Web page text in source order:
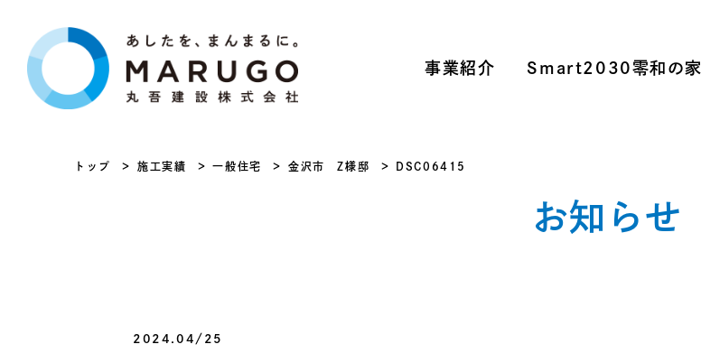
事業紹介 Smart2030零和の家
トップ 施工実績 一般住宅 金沢市 Z様邸 DSC06415
お知らせ
2024.04/25